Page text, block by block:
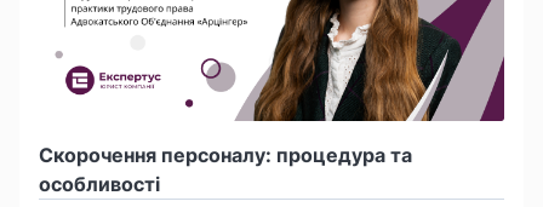
Скорочення персоналу: процедура та
особливості